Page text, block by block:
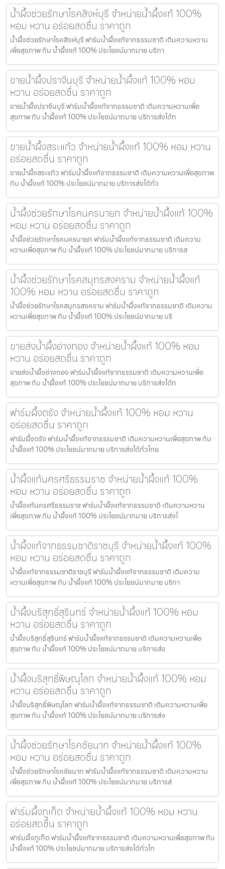
น้ำผึ้งช่วยรักษาโรคสิงห์บุรี จำหน่ายน้ำผึ้งแท้ 100%
หอม หวาน อร่อยสดชื่น ราคาถูก
น้ำผึ้งช่วยรักษาโรคสิงห์บุรี ฟาร์มน้ำผึ้งแท้จากธรรมชาติ เติมความหวาน
เพื่อสุขภาพ กับ น้ำผึ้งแท้ 100% ประโยชน์มากมาย บริกา
ขายน้ำผึ้งปราจีนบุรี จำหน่ายน้ำผึ้งแท้ 100% หอม
หวาน อร่อยสดชื่น ราคาถูก
ขายน้ำผึ้งปราจีนบุรี ฟาร์มน้ำผึ้งแท้จากธรรมชาติ เติมความหวานเพื่อ
สุขภาพ กับ น้ำผึ้งแท้ 100% ประโยชน์มากมาย บริการส่งได้ท
ขายน้ำผึ้งสระแก้ว จำหน่ายน้ำผึ้งแท้ 100% หอม หวาน
อร่อยสดชื่น ราคาถูก
ขายน้ำผึ้งสระแก้ว ฟาร์มน้ำผึ้งแท้จากธรรมชาติ เติมความหวานเพื่อสุขภาพ
กับ น้ำผึ้งแท้ 100% ประโยชน์มากมาย บริการส่งได้ทั่ว
น้ำผึ้งช่วยรักษาโรคนครนายก จำหน่ายน้ำผึ้งแท้ 100%
หอม หวาน อร่อยสดชื่น ราคาถูก
น้ำผึ้งช่วยรักษาโรคนครนายก ฟาร์มน้ำผึ้งแท้จากธรรมชาติ เติมความ
หวานเพื่อสุขภาพ กับ น้ำผึ้งแท้ 100% ประโยชน์มากมาย บริการส
น้ำผึ้งช่วยรักษาโรคสมุทรสงคราม จำหน่ายน้ำผึ้งแท้
100% หอม หวาน อร่อยสดชื่น ราคาถูก
น้ำผึ้งช่วยรักษาโรคสมุทรสงคราม ฟาร์มน้ำผึ้งแท้จากธรรมชาติ เติมความ
หวานเพื่อสุขภาพ กับ น้ำผึ้งแท้ 100% ประโยชน์มากมาย บริ
ขายส่งน้ำผึ้งอ่างทอง จำหน่ายน้ำผึ้งแท้ 100% หอม
หวาน อร่อยสดชื่น ราคาถูก
ขายส่งน้ำผึ้งอ่างทอง ฟาร์มน้ำผึ้งแท้จากธรรมชาติ เติมความหวานเพื่อ
สุขภาพ กับ น้ำผึ้งแท้ 100% ประโยชน์มากมาย บริการส่งได้ท
ฟาร์มผึ้งตรัง จำหน่ายน้ำผึ้งแท้ 100% หอม หวาน
อร่อยสดชื่น ราคาถูก
ฟาร์มผึ้งตรัง ฟาร์มน้ำผึ้งแท้จากธรรมชาติ เติมความหวานเพื่อสุขภาพ กับ
น้ำผึ้งแท้ 100% ประโยชน์มากมาย บริการส่งได้ทั่วไทย
น้ำผึ้งแท้นครศรีธรรมราช จำหน่ายน้ำผึ้งแท้ 100%
หอม หวาน อร่อยสดชื่น ราคาถูก
น้ำผึ้งแท้นครศรีธรรมราช ฟาร์มน้ำผึ้งแท้จากธรรมชาติ เติมความหวาน
เพื่อสุขภาพ กับ น้ำผึ้งแท้ 100% ประโยชน์มากมาย บริการส่งไ
น้ำผึ้งแท้จากธรรมชาติราชบุรี จำหน่ายน้ำผึ้งแท้ 100%
หอม หวาน อร่อยสดชื่น ราคาถูก
น้ำผึ้งแท้จากธรรมชาติราชบุรี ฟาร์มน้ำผึ้งแท้จากธรรมชาติ เติมความ
หวานเพื่อสุขภาพ กับ น้ำผึ้งแท้ 100% ประโยชน์มากมาย บริกา
น้ำผึ้งบริสุทธิ์สุรินทร์ จำหน่ายน้ำผึ้งแท้ 100% หอม
หวาน อร่อยสดชื่น ราคาถูก
น้ำผึ้งบริสุทธิ์สุรินทร์ ฟาร์มน้ำผึ้งแท้จากธรรมชาติ เติมความหวานเพื่อ
สุขภาพ กับ น้ำผึ้งแท้ 100% ประโยชน์มากมาย บริการส่ง
น้ำผึ้งบริสุทธิ์พิษณุโลก จำหน่ายน้ำผึ้งแท้ 100% หอม
หวาน อร่อยสดชื่น ราคาถูก
น้ำผึ้งบริสุทธิ์พิษณุโลก ฟาร์มน้ำผึ้งแท้จากธรรมชาติ เติมความหวานเพื่อ
สุขภาพ กับ น้ำผึ้งแท้ 100% ประโยชน์มากมาย บริการส่ง
น้ำผึ้งช่วยรักษาโรคชัยนาท จำหน่ายน้ำผึ้งแท้ 100%
หอม หวาน อร่อยสดชื่น ราคาถูก
น้ำผึ้งช่วยรักษาโรคชัยนาท ฟาร์มน้ำผึ้งแท้จากธรรมชาติ เติมความหวาน
เพื่อสุขภาพ กับ น้ำผึ้งแท้ 100% ประโยชน์มากมาย บริการส่
ฟาร์มผึ้งภูเก็ต จำหน่ายน้ำผึ้งแท้ 100% หอม หวาน
อร่อยสดชื่น ราคาถูก
ฟาร์มผึ้งภูเก็ต ฟาร์มน้ำผึ้งแท้จากธรรมชาติ เติมความหวานเพื่อสุขภาพ กับ
น้ำผึ้งแท้ 100% ประโยชน์มากมาย บริการส่งได้ทั่วไท